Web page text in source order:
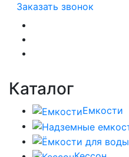
Заказать звонок
Каталог
Емкости